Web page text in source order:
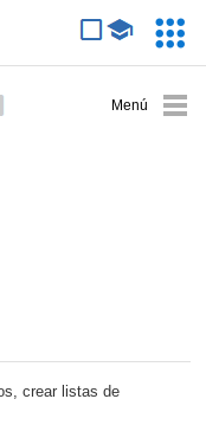
crear listas de